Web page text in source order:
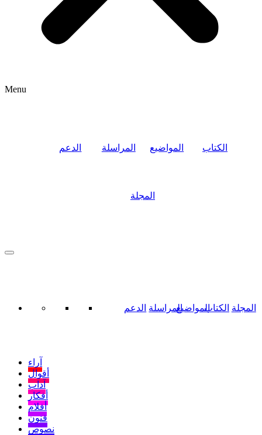
Menu
الدعم المراسلة المواضيع الكتاب
المجلة
الدعم المراسلةالمواضيعالكتاب المجلة
آراء
أقوال
آداب
أفكار
أفلام
فنون
نصوص